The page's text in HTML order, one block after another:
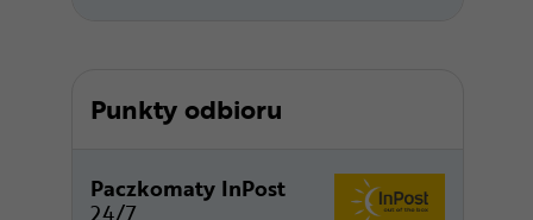
Punkty odbioru
Paczkomaty InPost
24/7